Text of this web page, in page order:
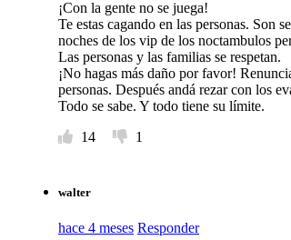
¡Con la gente no se juega!
Te estas cagando en las personas. Son
noches de los vip de los noctambulos
Las personas y las familias se respetan.
¡No hagas más daño por favor!
personas. Después andá rezar con los
Todo se sabe. Y todo tiene su límite.
14
1
walter
hace 4 meses Responder